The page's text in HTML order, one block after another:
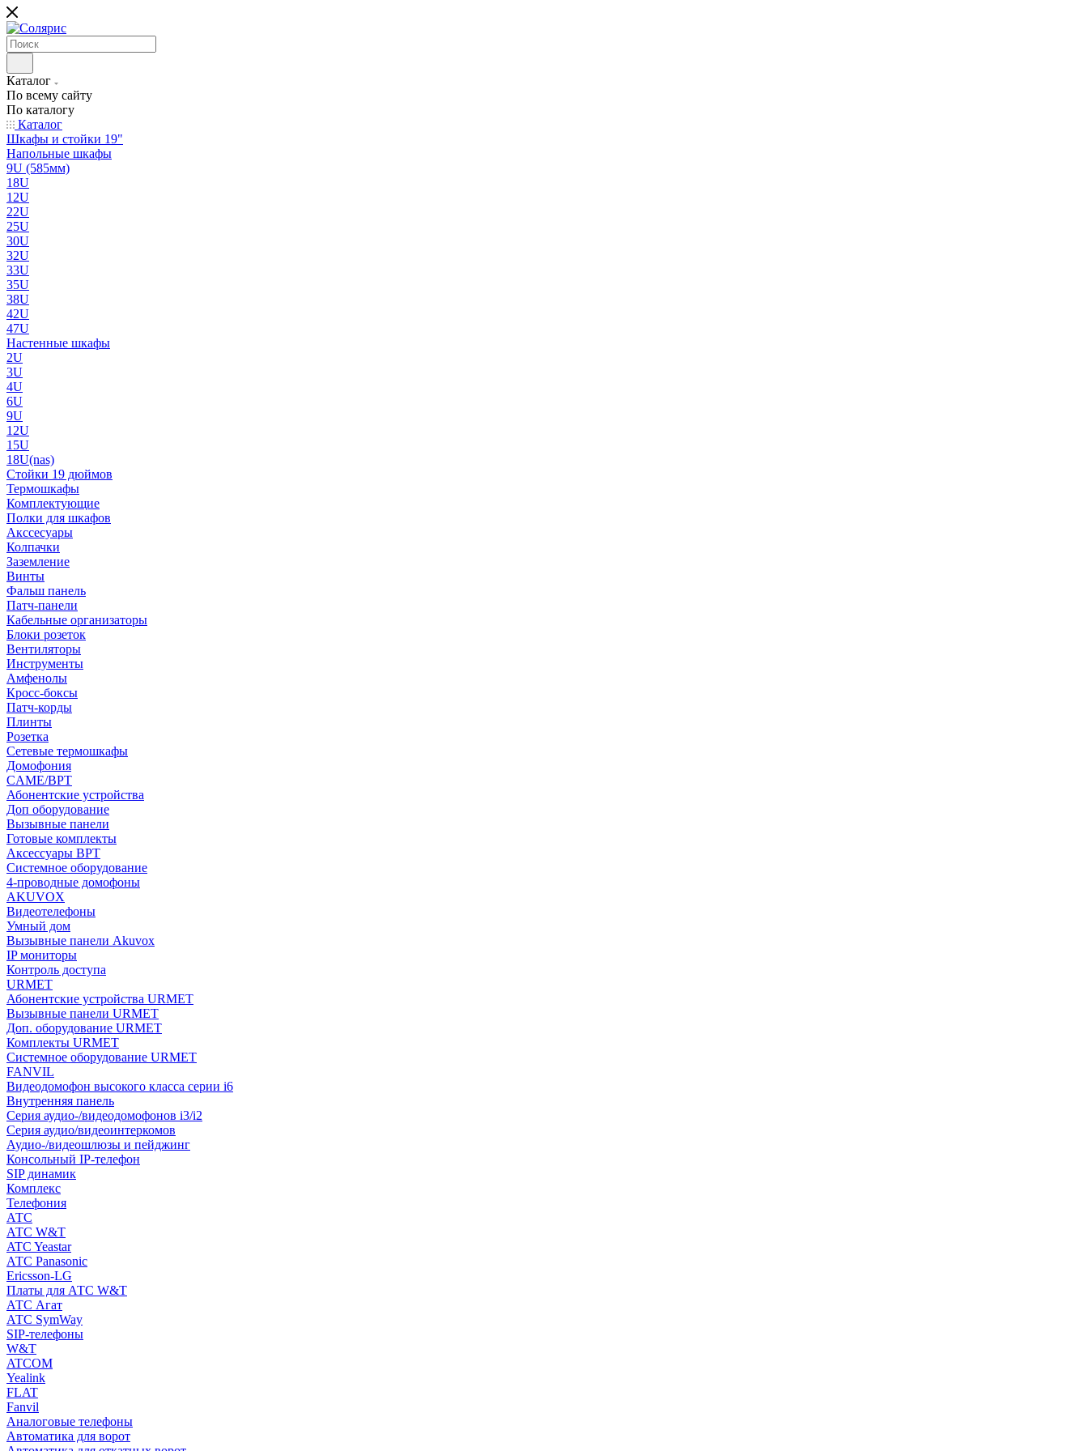
Каталог
По всему сайту
По каталогу
Каталог
Шкафы и стойки 19"
Напольные шкафы
9U (585мм)
18U
12U
22U
25U
30U
32U
33U
35U
38U
42U
47U
Настенные шкафы
2U
3U
4U
6U
9U
12U
15U
18U(nas)
Стойки 19 дюймов
Термошкафы
Комплектующие
Полки для шкафов
Акссесуары
Колпачки
Заземление
Винты
Фальш панель
Патч-панели
Кабельные организаторы
Блоки розеток
Вентиляторы
Инструменты
Амфенолы
Кросс-боксы
Патч-корды
Плинты
Розетка
Сетевые термошкафы
Домофония
CAME/BPT
Абонентские устройства
Доп оборудование
Вызывные панели
Готовые комплекты
Аксессуары BPT
Системное оборудование
4-проводные домофоны
AKUVOX
Видеотелефоны
Умный дом
Вызывные панели Akuvox
IP мониторы
Контроль доступа
URMET
Абонентские устройства URMET
Вызывные панели URMET
Доп. оборудование URMET
Комплекты URMET
Системное оборудование URMET
FANVIL
Видеодомофон высокого класса серии i6
Внутренняя панель
Серия аудио-/видеодомофонов i3/i2
Серия аудио/видеоинтеркомов
Аудио-/видеошлюзы и пейджинг
Консольный IP-телефон
SIP динамик
Комплекс
Телефония
АТС
АТС W&T
ATC Yeastar
АТС Panasonic
Ericsson-LG
Платы для АТС W&T
АТС Агат
АТС SymWay
SIP-телефоны
W&T
ATCOM
Yealink
FLAT
Fanvil
Аналоговые телефоны
Автоматика для ворот